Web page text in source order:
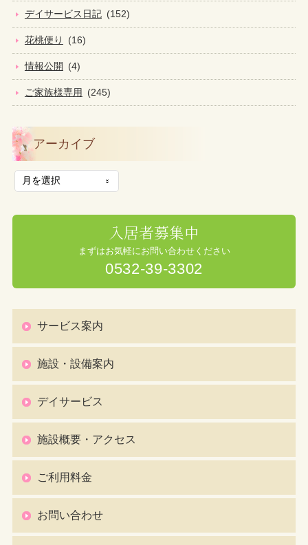
デイサービス日記 (152)
花桃便り (16)
情報公開 (4)
ご家族様専用 (245)
アーカイブ
入居者募集中
まずはお気軽にお問い合わせください
0532-39-3302
サービス案内
施設・設備案内
デイサービス
施設概要・アクセス
ご利用料金
お問い合わせ